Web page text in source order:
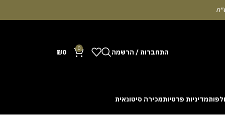
התחברות / הרשמה 0
₪0
מדיניות פרטיותמכירה סיטונאית